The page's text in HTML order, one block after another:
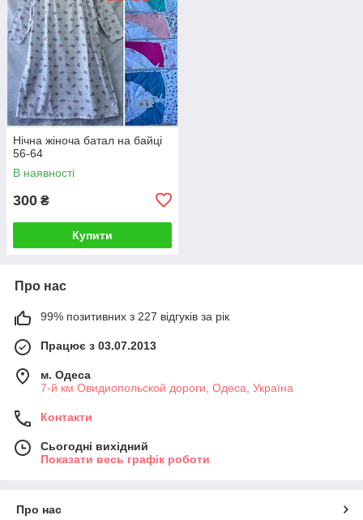
Нічна жіноча батал на байці
56-64
В наявності
300 ₴
Купити
Про нас
99% позитивних з 227 відгуків за рік
Працює з 03.07.2013
м. Одеса
7-й км Овидиопольской дороги, Одеса, Україна
Контакти
Сьогодні вихідний
Показати весь графік роботи
Про нас